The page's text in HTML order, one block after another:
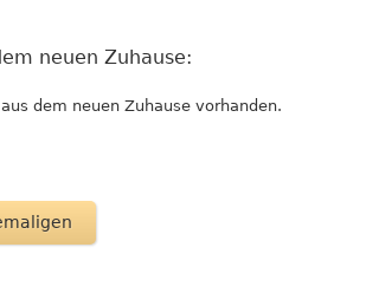
neuen Zuhause:
dem neuen Zuhause vorhanden.